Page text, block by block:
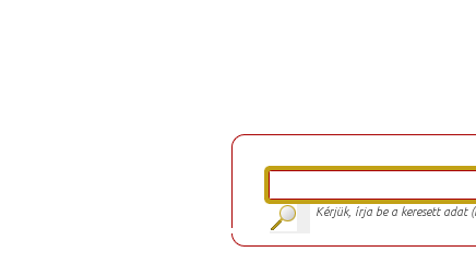
Kérjük, írja be a keresett adat